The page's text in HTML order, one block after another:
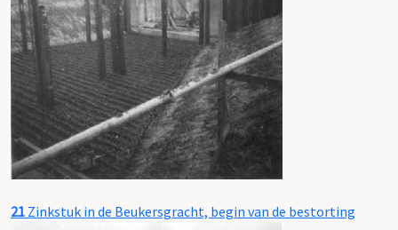
21 Zinkstuk in de Beukersgracht, begin van de bestorting